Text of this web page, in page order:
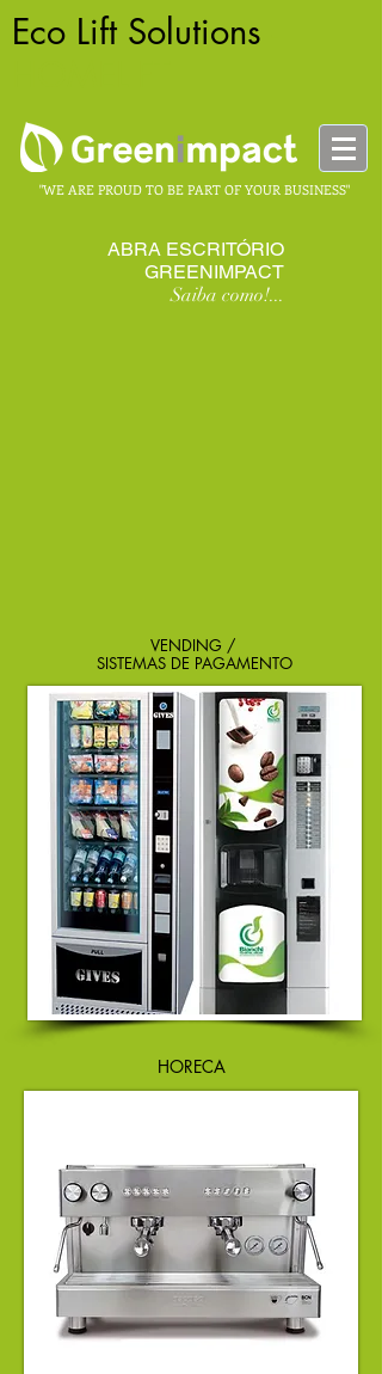
Eco Lift Solutions
"WE ARE PROUD TO BE PART OF YOUR BUSINESS"
ABRA ESCRITÓRIO
GREENIMPACT
Saiba como!...
VENDING /
SISTEMAS DE PAGAMENTO
HORECA